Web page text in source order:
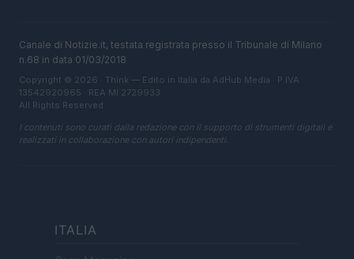
Canale di Notizie.it, testata registrata presso il Tribunale di Milano
n.68 in data 01/03/2018
Copyright © 2026 · Think — Edito in Italia da AdHub Media · P.IVA
13542920965 · REA MI 2729933
All Rights Reserved
I contenuti sono curati dalla redazione con il supporto di strumenti digitali e
realizzati in collaborazione con autori indipendenti.
ITALIA